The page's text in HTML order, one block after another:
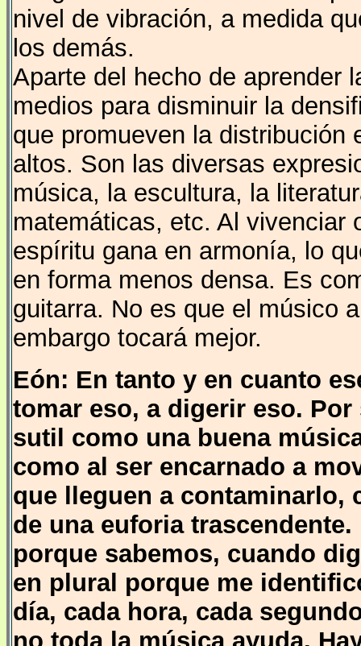
nivel de vibración, a medida
los demás.
Aparte del hecho de aprender
medios para disminuir la
que promueven la distribución
altos. Son las diversas
música, la escultura, la
matemáticas, etc. Al vivenciar
espíritu gana en armonía, lo
en forma menos densa. Es
guitarra. No es que el músico
embargo tocará mejor.
Eón: En tanto y en cuanto
tomar eso, a digerir eso.
sutil como una buena
como al ser encarnado a
que lleguen a contaminarlo,
de una euforia
porque sabemos, cuando
en plural porque me
día, cada hora, cada